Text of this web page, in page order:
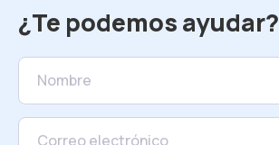
¿Te podemos ayudar?